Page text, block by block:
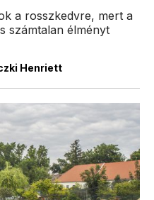
a rosszkedvre, mert a
számtalan élményt
Henriett